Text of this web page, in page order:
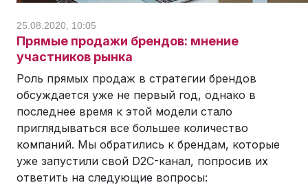
25.08.2020, 10:05
Прямые продажи брендов: мнение
участников рынка
Роль прямых продаж в стратегии брендов
обсуждается уже не первый год, однако в
последнее время к этой модели стало
приглядываться все большее количество
компаний. Мы обратились к брендам, которые
уже запустили свой D2C-канал, попросив их
ответить на следующие вопросы: